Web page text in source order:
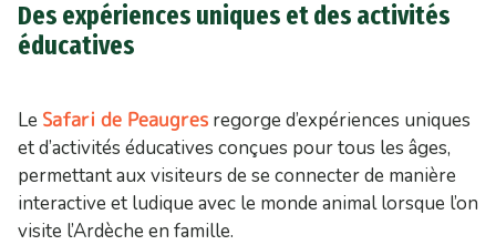
Des expériences uniques et des activités
éducatives
Le Safari de Peaugres regorge d’expériences uniques
et d’activités éducatives conçues pour tous les âges,
permettant aux visiteurs de se connecter de manière
interactive et ludique avec le monde animal lorsque l’on
visite l’Ardèche en famille.